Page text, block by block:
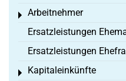
Arbeitnehmer
Toggle menu
Ersatzleistungen
Ersatzleistungen
Kapitaleinkünfte
Toggle menu